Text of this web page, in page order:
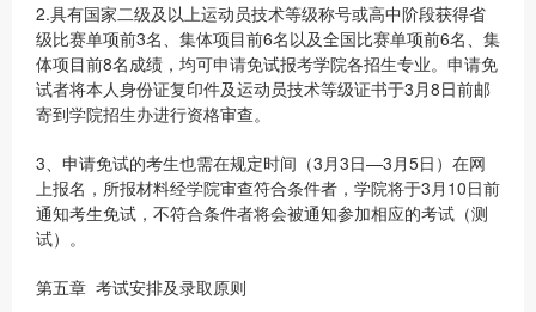
2.具有国家二级及以上运动员技术等级称号或高中阶段获得省
级比赛单项前3名、集体项目前6名以及全国比赛单项前6名、集
体项目前8名成绩，均可申请免试报考学院各招生专业。申请免
试者将本人身份证复印件及运动员技术等级证书于3月8日前邮
寄到学院招生办进行资格审查。
3、申请免试的考生也需在规定时间（3月3日—3月5日）在网
上报名，所报材料经学院审查符合条件者，学院将于3月10日前
通知考生免试，不符合条件者将会被通知参加相应的考试（测
试）。
第五章 考试安排及录取原则